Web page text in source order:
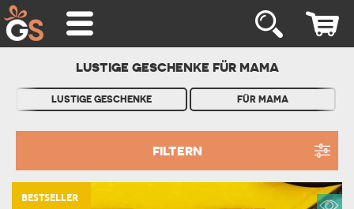
LUSTIGE GESCHENKE FÜR MAMA
LUSTIGE GESCHENKE FÜR MAMA
FILTERN
BESTSELLER